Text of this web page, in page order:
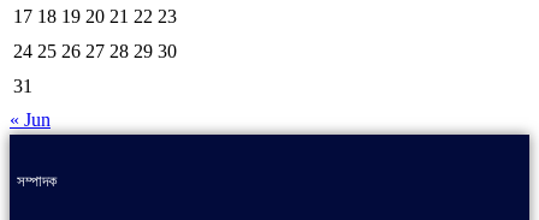
17 18 19 20 21 22 23
24 25 26 27 28 29 30
31
« Jun
সম্পাদক